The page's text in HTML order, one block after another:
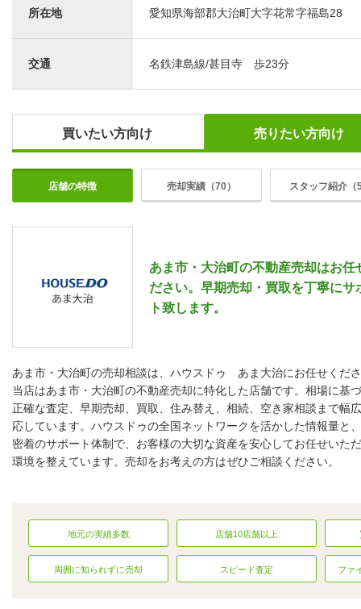
所在地 愛知県海部郡大治町大字花常字福島28
交通 名鉄津島線/甚目寺 歩23分
買いたい方向け 売りたい方向け
店舗の特徴 売却実績（70） スタッフ紹介（
あま市・大治町の不動産売却はお任
ださい。早期売却・買取を丁寧にサ
ト致します。
あま市・大治町の売却相談は、ハウスドゥ あま大治にお任せくだ
当店はあま市・大治町の不動産売却に特化した店舗です。相場に基
正確な査定、早期売却、買取、住み替え、相続、空き家相談まで幅
応しています。ハウスドゥの全国ネットワークを活かした情報量と
密着のサポート体制で、お客様の大切な資産を安心してお任せいた
環境を整えています。売却をお考えの方はぜひご相談ください。
店内の様子
地元の実績多数 店舗10店舗以上
周囲に知られずに売却 スピード査定 ファ